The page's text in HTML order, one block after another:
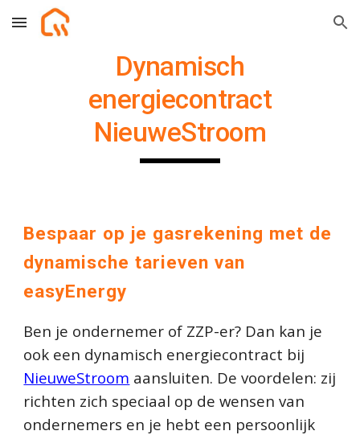
Skip to main content Skip to navigation
Dynamisch
energiecontract
NieuweStroom
Bespaar op je gasrekening met de
dynamische tarieven van
easyEnergy
Ben je ondernemer of ZZP-er? Dan kan je
ook een dynamisch energiecontract bij
NieuweStroom aansluiten. De voordelen: zij
richten zich speciaal op de wensen van
ondernemers en je hebt een persoonlijk